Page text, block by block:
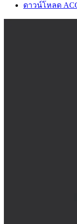
ดาวน์โหลด